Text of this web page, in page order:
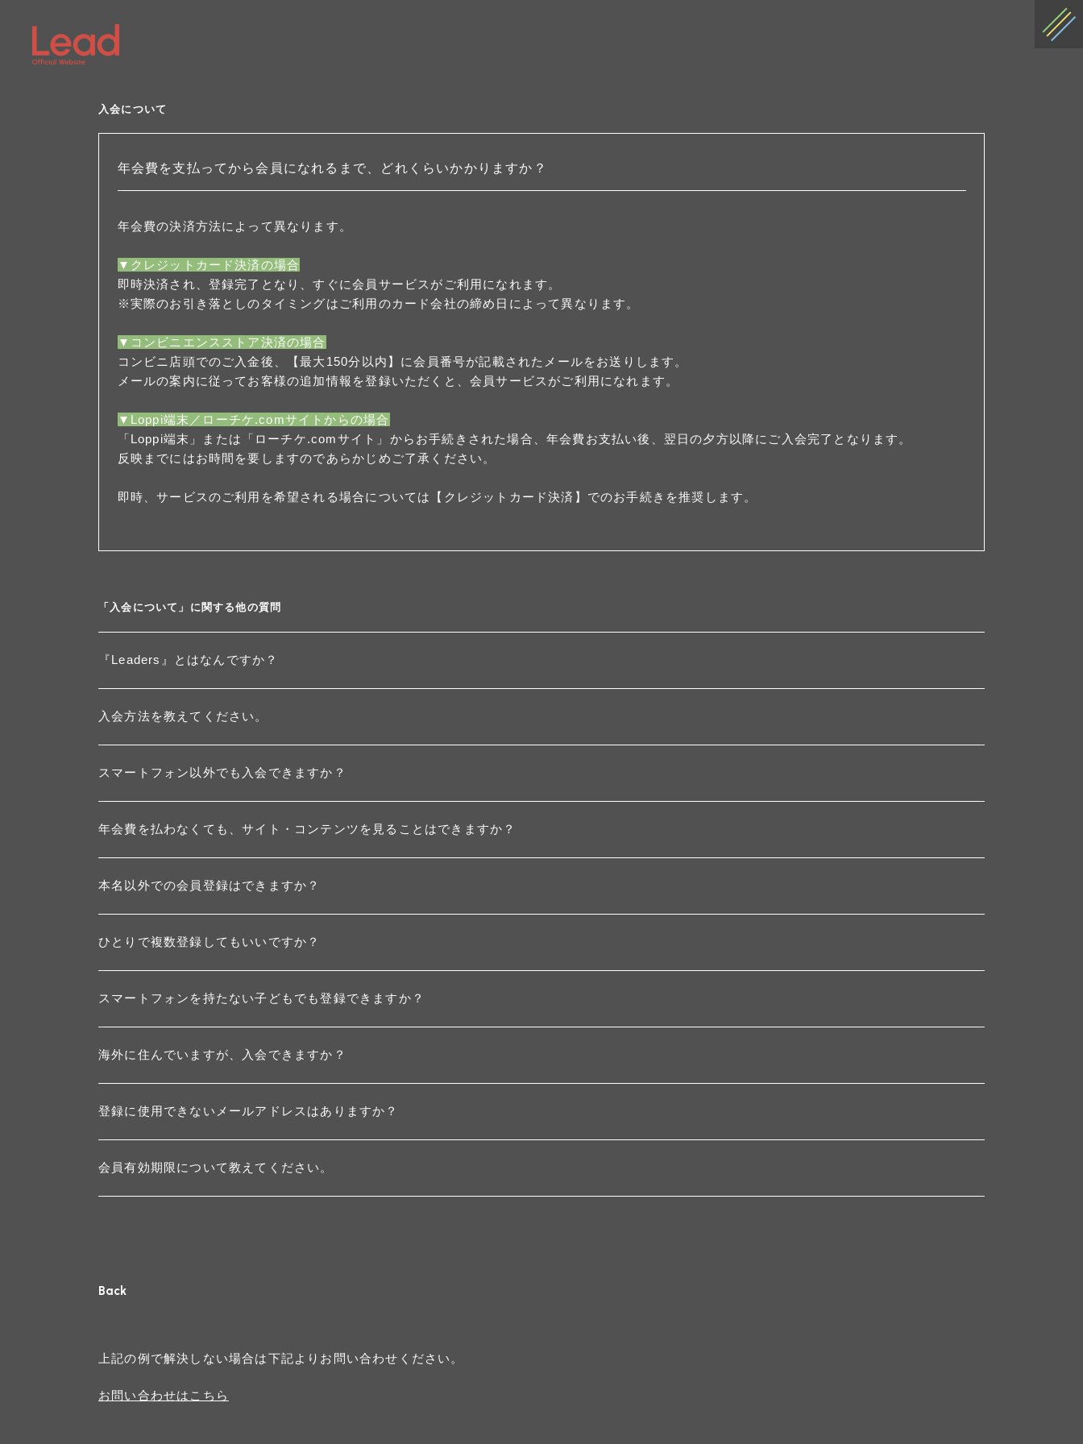
入会について
年会費を支払ってから会員になれるまで、どれくらいかかりますか？
年会費の決済方法によって異なります。
▼クレジットカード決済の場合
即時決済され、登録完了となり、すぐに会員サービスがご利用になれます。
※実際のお引き落としのタイミングはご利用のカード会社の締め日によって異なります。
▼コンビニエンスストア決済の場合
コンビニ店頭でのご入金後、【最大150分以内】に会員番号が記載されたメールをお送りします。
メールの案内に従ってお客様の追加情報を登録いただくと、会員サービスがご利用になれます。
▼Loppi端末／ローチケ.comサイトからの場合
「Loppi端末」または「ローチケ.comサイト」からお手続きされた場合、年会費お支払い後、翌日の夕方以降にご入会完了となります。
反映までにはお時間を要しますのであらかじめご了承ください。
即時、サービスのご利用を希望される場合については【クレジットカード決済】でのお手続きを推奨します。
「入会について」に関する他の質問
『Leaders』とはなんですか？
入会方法を教えてください。
スマートフォン以外でも入会できますか？
年会費を払わなくても、サイト・コンテンツを見ることはできますか？
本名以外での会員登録はできますか？
ひとりで複数登録してもいいですか？
スマートフォンを持たない子どもでも登録できますか？
海外に住んでいますが、入会できますか？
登録に使用できないメールアドレスはありますか？
会員有効期限について教えてください。
Back
上記の例で解決しない場合は下記よりお問い合わせください。
お問い合わせはこちら